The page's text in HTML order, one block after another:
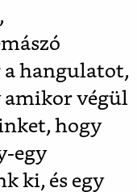
a hangulatot,
amikor végül
hogy
egy
ki, és egy